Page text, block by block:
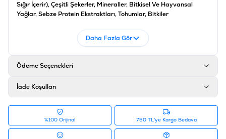
Sığır İçerir), Çeşitli Şekerler, Mineraller, Bitkisel Ve Hayvansal
Yağlar, Sebze Protein Ekstraktları, Tohumlar, Bitkiler
Protein %23, Yağ İçeriği %4.0, İnorganik Madde %6.0, Ham Selüloz
3 Yağ Asitleri 635 Mg/kg Kg
Barkod
Tedarikçi Ürün Kodu
: 409423
Daha Fazla Gör
Ödeme Seçenekleri
İade Koşulları
%100 Orijinal 750 TL'ye Kargo Bedava